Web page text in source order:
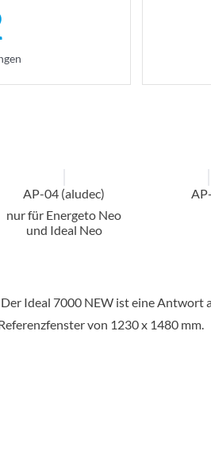
AP-04 (aludec)
nur für Energeto Neo
und Ideal Neo
Ideal 7000 NEW ist eine Antwort
von 1230 x 1480 mm.